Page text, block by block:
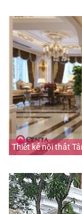
Thiết kế nội thất